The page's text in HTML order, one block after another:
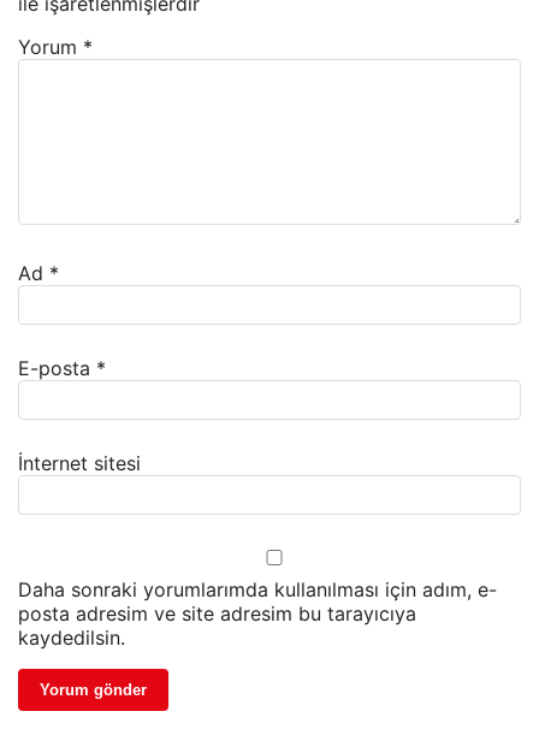
Yorum *
Ad *
E-posta *
İnternet sitesi
Daha sonraki yorumlarımda kullanılması için adım, e-
posta adresim ve site adresim bu tarayıcıya
kaydedilsin.